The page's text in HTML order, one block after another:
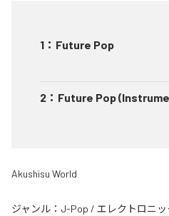
1 ： Future Pop
2 ： Future Pop
Akushisu World
ジャンル： J-Pop / エレクトロニッ